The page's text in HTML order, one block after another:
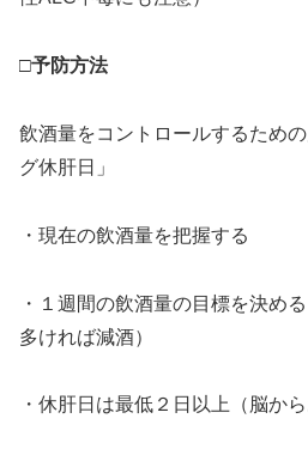
□予防方法
飲酒量をコントロールするため
グ休肝日」
・現在の飲酒量を把握する
・１週間の飲酒量の目標を決め
多ければ減酒）
・休肝日は最低２日以上（脳か